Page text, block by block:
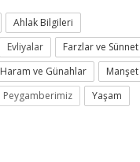
Ahlak Bilgileri
Evliyalar
Farzlar ve Sünnet
Haram ve Günahlar
Manşet
Peygamberimiz
Yaşam